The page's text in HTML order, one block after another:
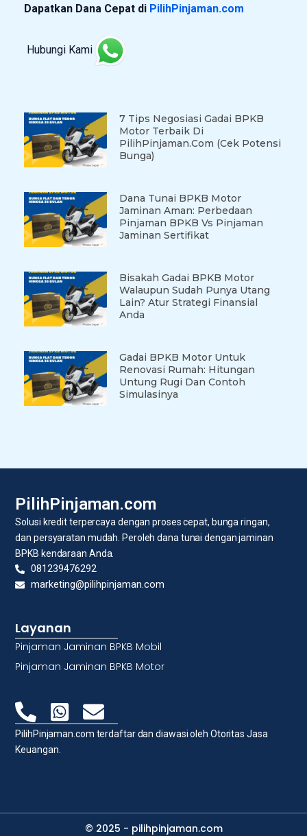
Dapatkan Dana Cepat di PilihPinjaman.com
Hubungi Kami
7 Tips Negosiasi Gadai BPKB
Motor Terbaik Di
PilihPinjaman.com (Cek Potensi
Bunga)
Dana Tunai BPKB Motor
Jaminan Aman: Perbedaan
Pinjaman BPKB Vs Pinjaman
Jaminan Sertifikat
Bisakah Gadai BPKB Motor
Walaupun Sudah Punya Utang
Lain? Atur Strategi Finansial
Anda
Gadai BPKB Motor Untuk
Renovasi Rumah: Hitungan
Untung Rugi Dan Contoh
Simulasinya
PilihPinjaman.com
Solusi kredit terpercaya dengan proses cepat, bunga ringan,
dan persyaratan mudah. Peroleh dana tunai dengan jaminan
BPKB kendaraan Anda.
081239476292
marketing@pilihpinjaman.com
Layanan
Pinjaman Jaminan BPKB Mobil
Pinjaman Jaminan BPKB Motor
PilihPinjaman.com terdaftar dan diawasi oleh Otoritas Jasa
Keuangan.
© 2025 - pilihpinjaman.com